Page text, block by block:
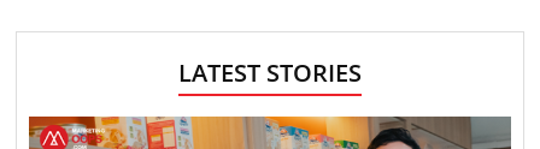
LATEST STORIES